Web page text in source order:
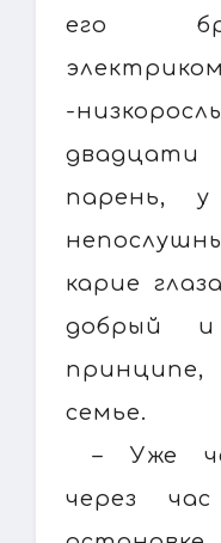
его
-
парень,
карие
добрый
семье.
– Уже
через